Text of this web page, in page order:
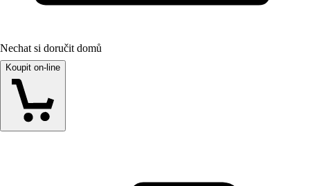
Nechat si doručit domů
Koupit on-line